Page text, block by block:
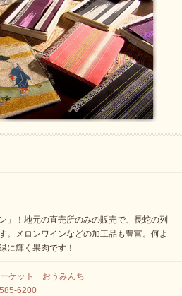
」！地元の直売所のみの販売で、長蛇の列
。メロンワインなどの加工品も豊富。何よ
に輝く果肉です！
ケット おうみんち
6200